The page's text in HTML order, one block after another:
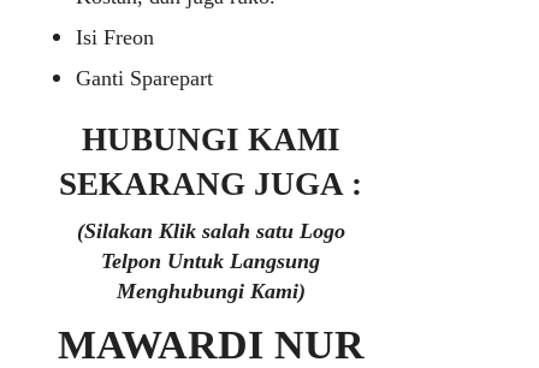
Isi Freon
Ganti Sparepart
HUBUNGI KAMI
SEKARANG JUGA :
(Silakan Klik salah satu Logo
Telpon Untuk Langsung
Menghubungi Kami)
MAWARDI NUR